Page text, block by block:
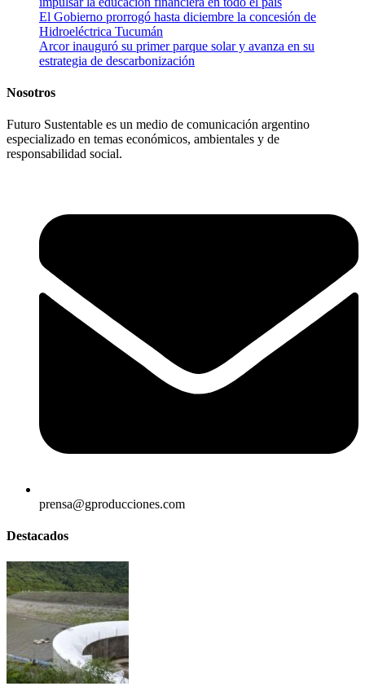
El Gobierno prorrogó hasta diciembre la concesión de
Hidroeléctrica Tucumán
Arcor inauguró su primer parque solar y avanza en su
estrategia de descarbonización
Nosotros
Futuro Sustentable es un medio de comunicación argentino
especializado en temas económicos, ambientales y de
responsabilidad social.
prensa@gproducciones.com
Destacados